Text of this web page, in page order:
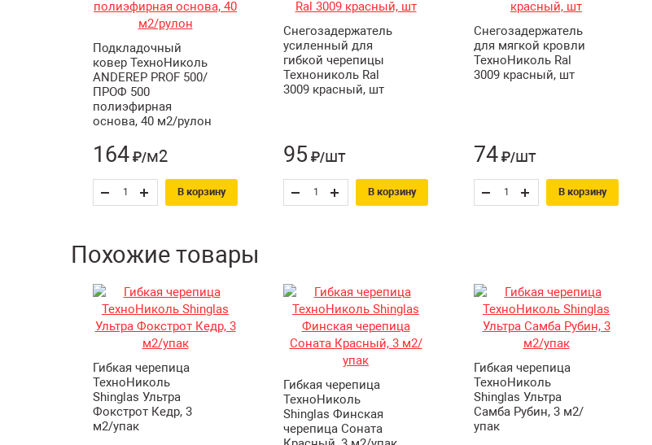
Подкладочный
ковер ТехноНиколь
ANDEREP PROF 500/
ПРОФ 500
полиэфирная
основа, 40 м2/рулон
164 ₽/м2
В корзину
Снегозадержатель
усиленный для
гибкой черепицы
Технониколь Ral
3009 красный, шт
95 ₽/шт
В корзину
Снегозадержатель
для мягкой кровли
ТехноНиколь Ral
3009 красный, шт
74 ₽/шт
В корзину
Похожие товары
Гибкая черепица
ТехноНиколь
Shinglas Ультра
Фокстрот Кедр, 3
м2/упак
Гибкая черепица
ТехноНиколь
Shinglas Финская
черепица Соната
Гибкая черепица
ТехноНиколь
Shinglas Ультра
Самба Рубин, 3 м2/
упак